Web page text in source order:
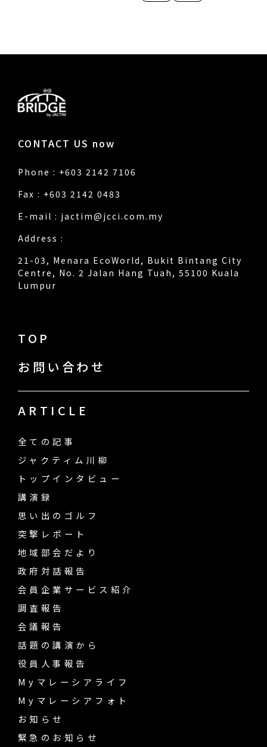
CONTACT US now
Phone : +603 2142 7106
Fax : +603 2142 0483
E-mail : jactim@jcci.com.my
Address :
21-03, Menara EcoWorld, Bukit Bintang City
Centre, No. 2 Jalan Hang Tuah, 55100 Kuala
Lumpur
TOP
お問い合わせ
ARTICLE
全ての記事
ジャクティム川柳
トップインタビュー
講演録
思い出のゴルフ
突撃レポート
地域部会だより
政府対話報告
会員企業サービス紹介
調査報告
会議報告
話題の講演から
役員人事報告
Myマレーシアライフ
Myマレーシアフォト
お知らせ
緊急のお知らせ